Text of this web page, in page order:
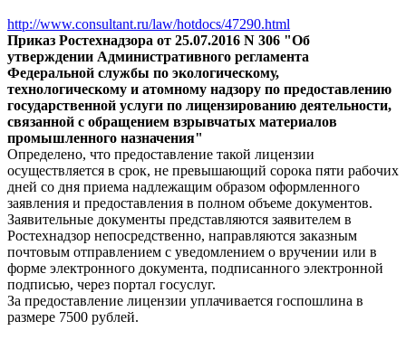
http://www.consultant.ru/law/hotdocs/47290.html
Приказ Ростехнадзора от 25.07.2016 N 306 "Об
утверждении Административного регламента
Федеральной службы по экологическому,
технологическому и атомному надзору по предоставлению
государственной услуги по лицензированию деятельности,
связанной с обращением взрывчатых материалов
промышленного назначения"
Определено, что предоставление такой лицензии
осуществляется в срок, не превышающий сорока пяти рабочих
дней со дня приема надлежащим образом оформленного
заявления и предоставления в полном объеме документов.
Заявительные документы представляются заявителем в
Ростехнадзор непосредственно, направляются заказным
почтовым отправлением с уведомлением о вручении или в
форме электронного документа, подписанного электронной
подписью, через портал госуслуг.
За предоставление лицензии уплачивается госпошлина в
размере 7500 рублей.